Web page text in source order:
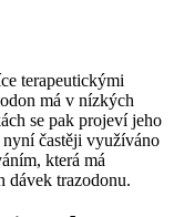
terapeutickými
má v nízkých
se pak projeví jeho
častěji využíváno
která má
dávek trazodonu.